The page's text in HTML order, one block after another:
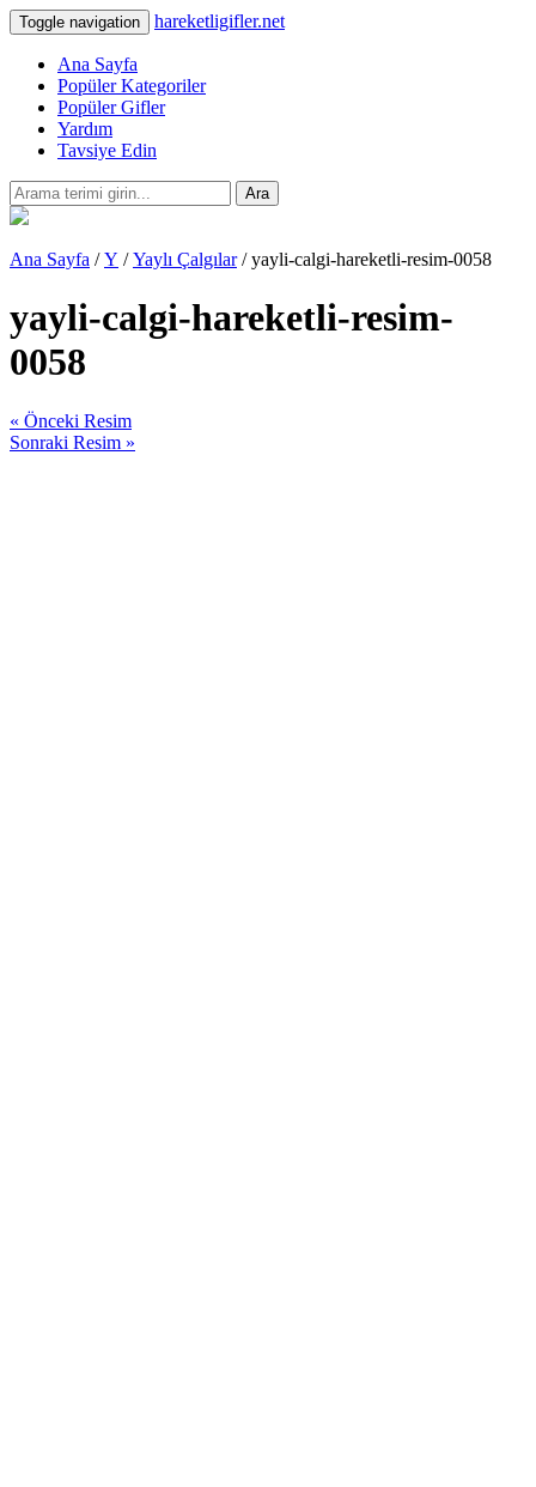
Toggle navigation hareketligifler.net
Ana Sayfa
Popüler Kategoriler
Popüler Gifler
Yardım
Tavsiye Edin
Ara
Ana Sayfa /Y /Yaylı Çalgılar/ yayli-calgi-hareketli-resim-0058
yayli-calgi-hareketli-resim-
0058
« Önceki Resim
Sonraki Resim »